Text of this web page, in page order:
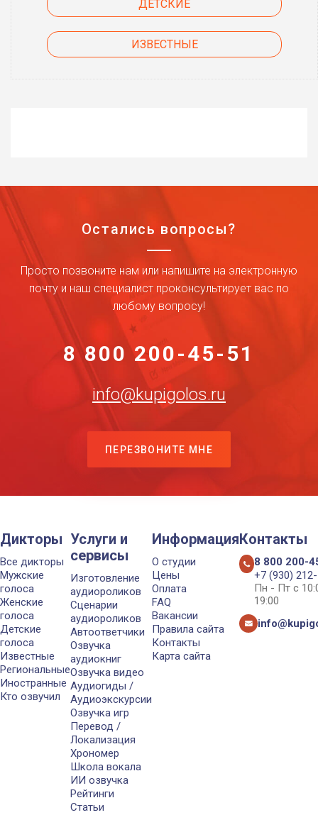
ДЕТСКИЕ
ИЗВЕСТНЫЕ
Остались вопросы?
Просто позвоните нам или напишите на электронную
почту и наш специалист проконсультирует вас по
любому вопросу!
8 800 200-45-51
info@kupigolos.ru
ПЕРЕЗВОНИТЕ МНЕ
Дикторы
Все дикторы
Мужские
голоса
Женские
голоса
Детские
голоса
Известные
Региональные
Иностранные
Кто озвучил
Услуги и
сервисы
Изготовление
аудиороликов
Сценарии
аудиороликов
Автоответчики
Озвучка
аудиокниг
Озвучка видео
Аудиогиды /
Аудиоэкскурсии
Озвучка игр
Перевод /
Локализация
Хрономер
Школа вокала
ИИ озвучка
Рейтинги
Статьи
Информация
О студии
Цены
Оплата
FAQ
Вакансии
Правила сайта
Контакты
Карта сайта
Контакты
8 800 200-
+7 (930)
Пн - Пт с
19:00